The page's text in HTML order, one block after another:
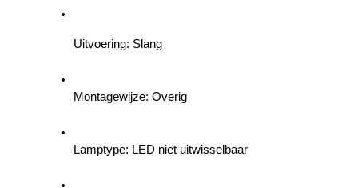
Uitvoering: Slang
Montagewijze: Overig
Lamptype: LED niet uitwisselbaar